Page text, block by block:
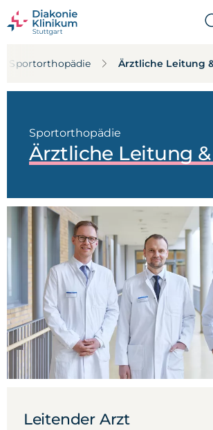
Sportorthopädie Ärztliche Leitung
Sportorthopädie
Ärztliche Leitung &
Leitender Arzt